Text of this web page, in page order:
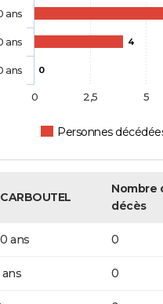
4
0
Personnes
ans
ans
ans
0 2,5 5
Nombre
décès
ans 0
ans 0